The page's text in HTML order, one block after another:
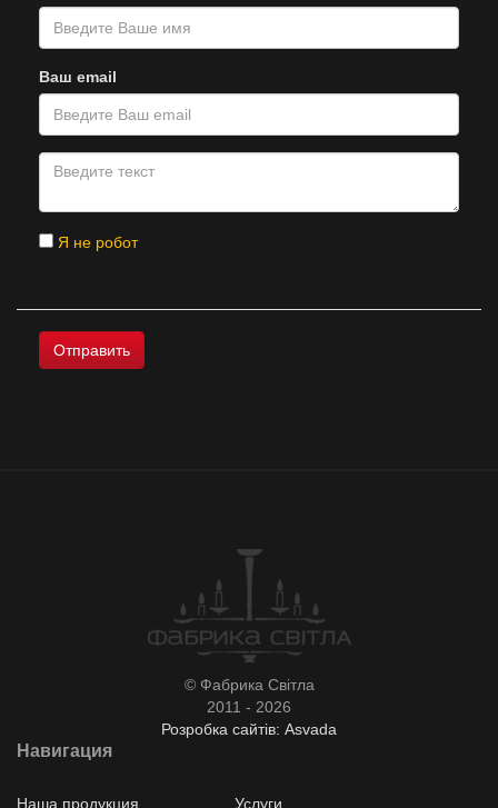
Ваш email
Я не робот
© Фабрика Світла
2011 - 2026
Розробка сайтів: Asvada
Навигация
Наша продукция Услуги